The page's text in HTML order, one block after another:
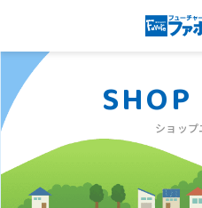
ショップ